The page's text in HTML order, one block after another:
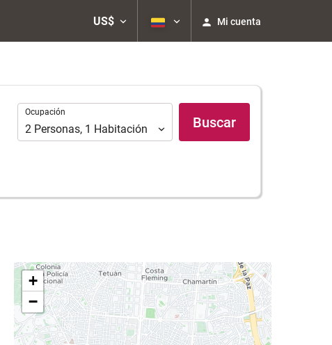
US$ Mi cuenta
Ocupación
Ocupación
2 Personas, 1 Habitación Buscar
+
−